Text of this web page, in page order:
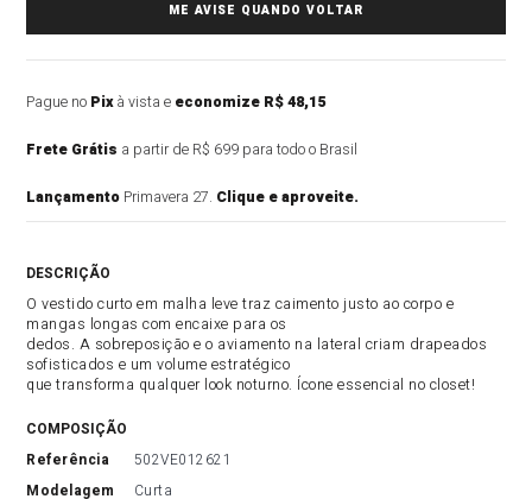
Pague no Pixà vista e economize R$ 48,15
Frete Grátis a partir de R$ 699 para todo o Brasil
Lançamento Primavera 27. Clique e aproveite.
O vestido curto em malha leve traz caimento justo ao corpo e
mangas longas com encaixe para os
dedos. A sobreposição e o aviamento na lateral criam drapeados
sofisticados e um volume estratégico
que transforma qualquer look noturno. Ícone essencial no closet!
COMPOSIÇÃO
referência
502VE012621
modelagem
Curta